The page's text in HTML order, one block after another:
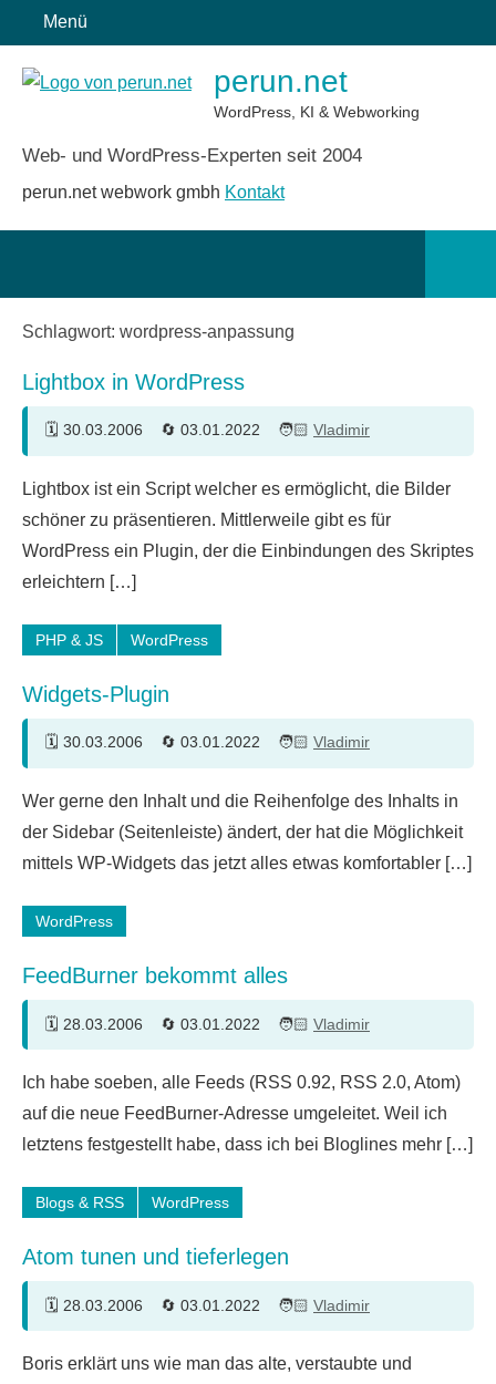
Inhalt
springen
Menü
perun.net
WordPress, KI & Webworking
Web- und WordPress-Experten seit 2004
perun.net webwork gmbh Kontakt
Schlagwort: wordpress-anpassung
Lightbox in WordPress
30.03.2006 03.01.2022 Vladimir
Kommentare
Lightbox ist ein Script welcher es ermöglicht, die Bilder
schöner zu präsentieren. Mittlerweile gibt es für
WordPress ein Plugin, der die Einbindungen des Skriptes
erleichtern […]
PHP & JS WordPress
Widgets-Plugin
30.03.2006 03.01.2022 Vladimir
Kommentare
Wer gerne den Inhalt und die Reihenfolge des Inhalts in
der Sidebar (Seitenleiste) ändert, der hat die Möglichkeit
mittels WP-Widgets das jetzt alles etwas komfortabler […]
WordPress
FeedBurner bekommt alles
28.03.2006 03.01.2022 Vladimir
Kommentare
Ich habe soeben, alle Feeds (RSS 0.92, RSS 2.0, Atom)
auf die neue FeedBurner-Adresse umgeleitet. Weil ich
letztens festgestellt habe, dass ich bei Bloglines mehr […]
Blogs & RSS WordPress
Atom tunen und tieferlegen
28.03.2006 03.01.2022 Vladimir
Kommentare
Boris erklärt uns wie man das alte, verstaubte und